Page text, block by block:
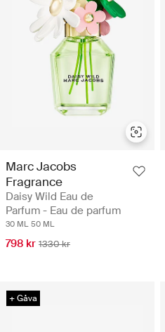
Marc Jacobs
Fragrance
Daisy Wild Eau de
Parfum - Eau de parfum
30 ML 50 ML
798 kr 1330 kr
+ Gåva